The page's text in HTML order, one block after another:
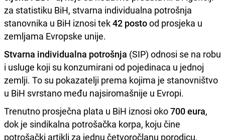
za statistiku BiH, stvarna individualna potrošnja
stanovnika u BiH iznosi tek42 postood prosjeka u
zemljama Evropske unije.
Stvarna individualna potrošnja (SIP) odnosi se na robu
i usluge koji su konzumirani od pojedinaca u jednoj
zemlji. To su pokazatelji prema kojima je stanovništvo
u BiH svrstano među najsiromašnije u Evropi.
Trenutno prosječna plata u BiH iznosi oko700 eura,
dok je sindikalna potrošačka korpa, koju čine
potrošački artikli za jednu četvoročlanu porodicu,